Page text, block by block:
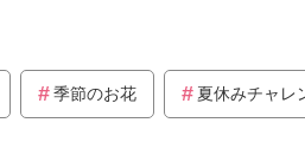
季節のお花 夏休みチャレ